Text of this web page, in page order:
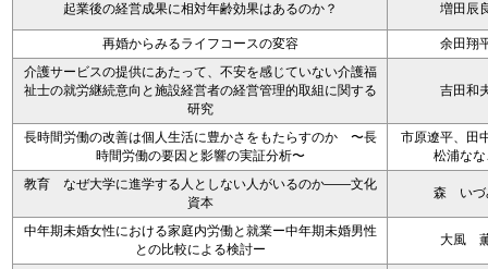
起業後の経営成果に相対年齢効果はあるのか？ 増田辰
再婚からみるライフコースの変容
余田翔
介護サービスの提供にあたって、不安を感じていない介護福
祉士の就労継続意向と施設経営者の経営管理的取組に関する
研究
吉田和
長時間労働の改善は個人生活に豊かさをもたらすのか 〜長
時間労働の要因と影響の実証分析〜
市原遼平、田
松浦なな
教育 なぜ大学に進学する人としない人がいるのか――文化
資本
森 いづ
中年期未婚女性における家庭内労働と就業ー中年期未婚男性
との比較による検討ー
大風